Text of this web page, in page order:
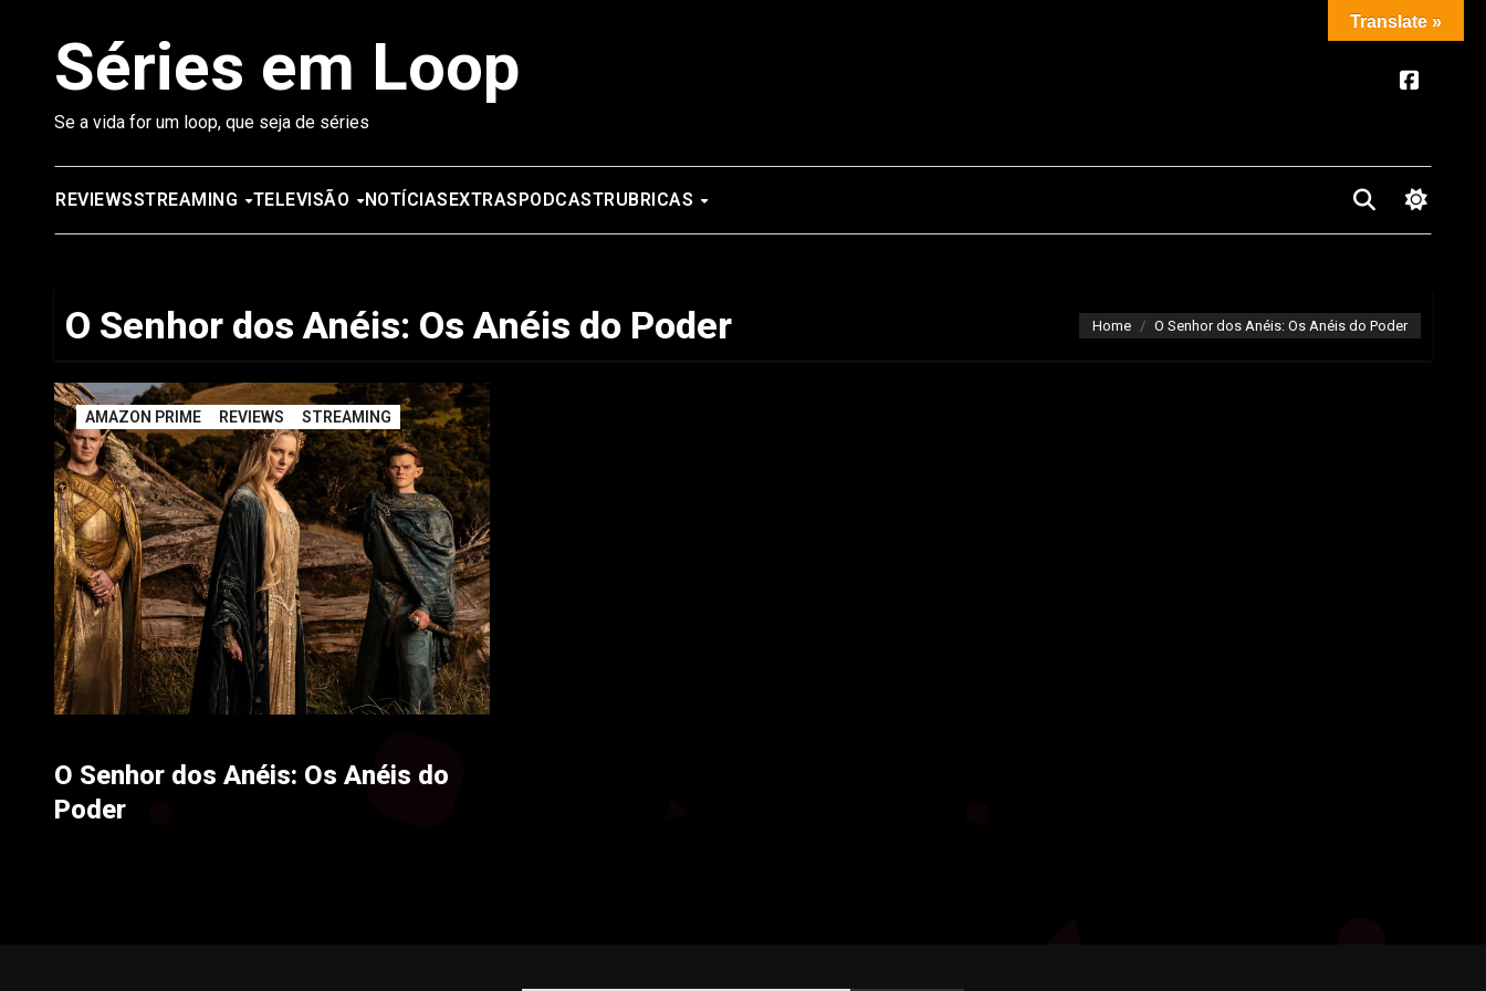
Séries em Loop
Se a vida for um loop, que seja de séries
REVIEWSSTREAMING TELEVISÃO NOTÍCIASEXTRASPODCASTRUBRICAS
O Senhor dos Anéis: Os Anéis do Poder Home O Senhor dos Anéis: Os Anéis do Poder
AMAZON PRIME REVIEWS STREAMING
O Senhor dos Anéis: Os Anéis do
Poder
Translate »